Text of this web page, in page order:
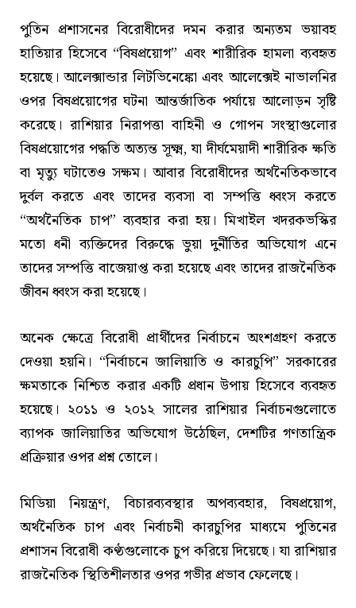
পুতিন প্রশাসনের বিরোধীদের দমন করার অন্যতম ভয়াবহ
হাতিয়ার হিসেবে “বিষপ্রয়োগ” এবং শারীরিক হামলা ব্যবহৃত
হয়েছে। আলেক্সান্ডার লিটভিনেঙ্কো এবং আলেক্সেই নাভালনির
ওপর বিষপ্রয়োগের ঘটনা আন্তর্জাতিক পর্যায়ে আলোড়ন সৃষ্টি
করেছে। রাশিয়ার নিরাপত্তা বাহিনী ও গোপন সংস্থাগুলোর
বিষপ্রয়োগের পদ্ধতি অত্যন্ত সূক্ষ্ম, যা দীর্ঘমেয়াদী শারীরিক ক্ষতি
বা মৃত্যু ঘটাতেও সক্ষম। আবার বিরোধীদের অর্থনৈতিকভাবে
দুর্বল করতে এবং তাদের ব্যবসা বা সম্পত্তি ধ্বংস করতে
“অর্থনৈতিক চাপ” ব্যবহার করা হয়। মিখাইল খদরকভস্কির
মতো ধনী ব্যক্তিদের বিরুদ্ধে ভুয়া দুর্নীতির অভিযোগ এনে
তাদের সম্পত্তি বাজেয়াপ্ত করা হয়েছে এবং তাদের রাজনৈতিক
জীবন ধ্বংস করা হয়েছে।
অনেক ক্ষেত্রে বিরোধী প্রার্থীদের নির্বাচনে অংশগ্রহণ করতে
দেওয়া হয়নি। “নির্বাচনে জালিয়াতি ও কারচুপি” সরকারের
ক্ষমতাকে নিশ্চিত করার একটি প্রধান উপায় হিসেবে ব্যবহৃত
হয়েছে। ২০১১ ও ২০১২ সালের রাশিয়ার নির্বাচনগুলোতে
ব্যাপক জালিয়াতির অভিযোগ উঠেছিল, দেশটির গণতান্ত্রিক
প্রক্রিয়ার ওপর প্রশ্ন তোলে।
মিডিয়া নিয়ন্ত্রণ, বিচারব্যবস্থার অপব্যবহার, বিষপ্রয়োগ,
অর্থনৈতিক চাপ এবং নির্বাচনী কারচুপির মাধ্যমে পুতিনের
প্রশাসন বিরোধী কণ্ঠগুলোকে চুপ করিয়ে দিয়েছে। যা রাশিয়ার
রাজনৈতিক স্থিতিশীলতার ওপর গভীর প্রভাব ফেলেছে।